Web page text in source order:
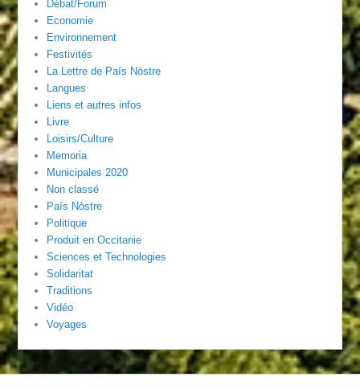
Débat/Forum
Economie
Environnement
Festivités
La Lettre de País Nòstre
Langues
Liens et autres infos
Livre
Loisirs/Culture
Memoria
Municipales 2020
Non classé
País Nòstre
Politique
Produit en Occitanie
Sciences et Technologies
Solidaritat
Traditions
Vidéo
Voyages